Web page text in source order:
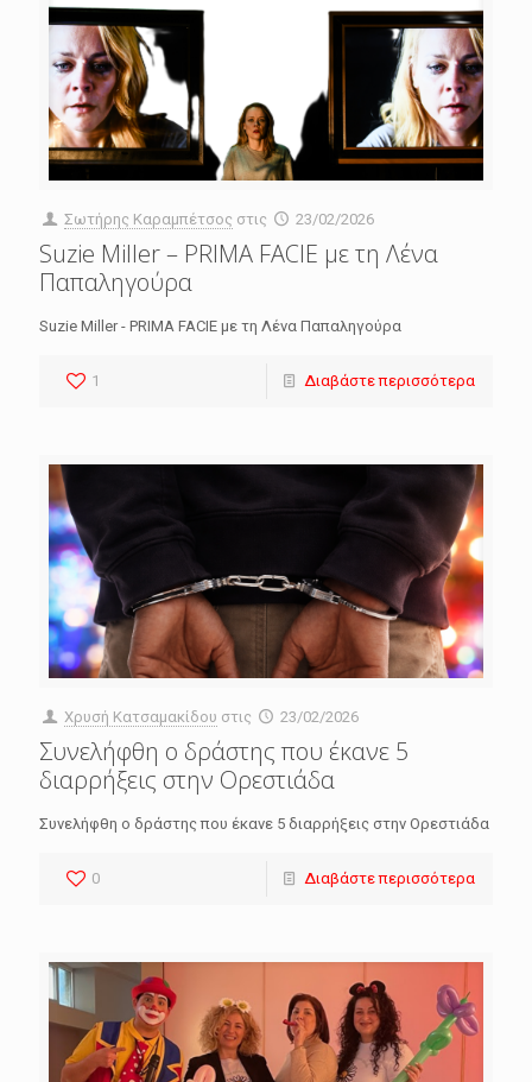
Σωτήρης Καραμπέτσος στις 23/02/2026
Suzie Miller – PRIMA FACIE με τη Λένα
Παπαληγούρα
Suzie Miller - PRIMA FACIE με τη Λένα Παπαληγούρα
1 Διαβάστε περισσότερα
Χρυσή Κατσαμακίδου στις 23/02/2026
Συνελήφθη ο δράστης που έκανε 5
διαρρήξεις στην Ορεστιάδα
Συνελήφθη ο δράστης που έκανε 5 διαρρήξεις στην Ορεστιάδα
0 Διαβάστε περισσότερα